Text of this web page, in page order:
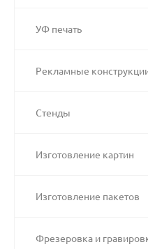
УФ печать
Рекламные
Стенды
Изготовление картин
Изготовление пакетов
Фрезеровка и